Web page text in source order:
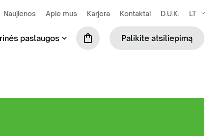
Naujienos Apie mus Karjera Kontaktai D.U.K. LT
paslaugos Palikite atsiliepimą